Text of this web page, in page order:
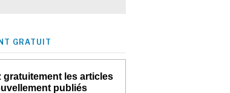
GRATUIT
gratuitement les articles
publiés